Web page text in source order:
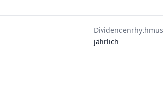
Dividendenrhythmus
jährlich